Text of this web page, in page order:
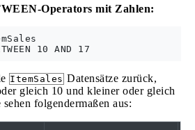
Operators mit Zahlen:
ItemSales Datensätze zurück,
gleich 10 und kleiner oder gleich
folgendermaßen aus: